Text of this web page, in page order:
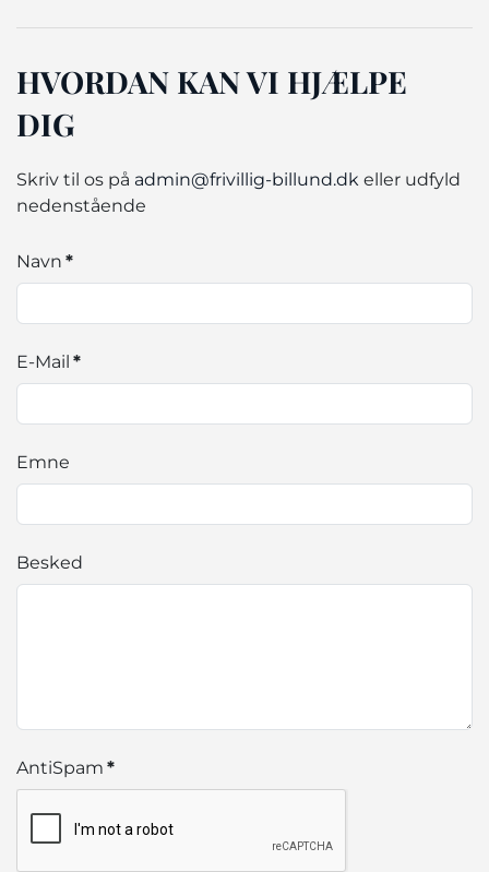
HVORDAN KAN VI HJÆLPE
DIG
Skriv til os på admin@frivillig-billund.dk eller udfyld
nedenstående
Navn *
E-Mail *
Emne
Besked
AntiSpam *